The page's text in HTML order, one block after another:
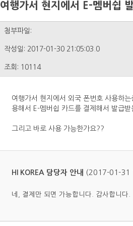
여행가서 현지에서 E-멤버쉽
첨부파일:
작성일: 2017-01-30 21:05:03.0
조회: 10114
여행가서 현지에서 외국 폰번호 사용하는
용해서 E-멤버쉽 카드를 결제해서 발급
그리고 바로 사용 가능한가요??
HI KOREA 담당자 안내 (2017-01-31
네, 결제만 되면 가능합니다. 감사합니다.